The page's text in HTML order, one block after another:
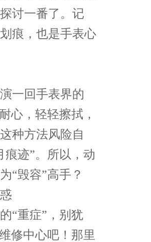
讨一番了。记
痕，也是手表心
一回手表界的
心，轻轻擦拭，
种方法风险自
痕迹”。所以，动
“毁容”高手？
“重症”，别犹
修中心吧！那里